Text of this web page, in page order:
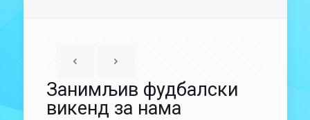
Занимљив фудбалски
викенд за нама